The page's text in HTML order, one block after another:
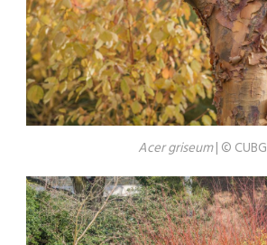
Acer griseum| © CUBG